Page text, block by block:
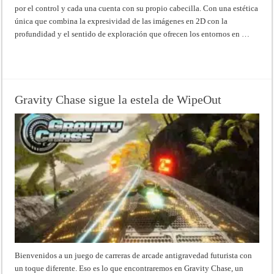
por el control y cada una cuenta con su propio cabecilla. Con una estética
única que combina la expresividad de las imágenes en 2D con la
profundidad y el sentido de exploración que ofrecen los entornos en …
Gravity Chase sigue la estela de WipeOut
Bienvenidos a un juego de carreras de arcade antigravedad futurista con
un toque diferente. Eso es lo que encontraremos en Gravity Chase, un